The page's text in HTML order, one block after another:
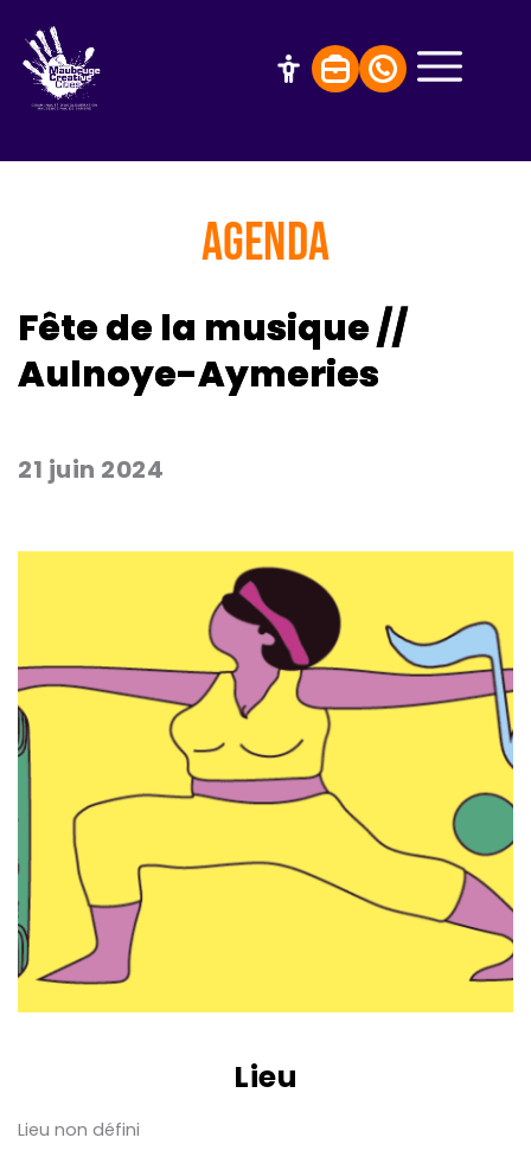
AGENDA
Fête de la musique //
Aulnoye-Aymeries
21 juin 2024
Lieu
Lieu non défini